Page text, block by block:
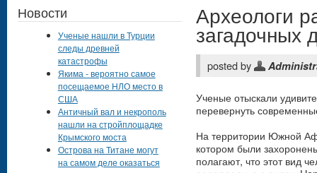
Археологи
загадочных
posted by
Ученые отыскали
перевернуть
На территории Южной
котором были
полагают, что этот вид
Новости
Ученые нашли в Турции
следы древней
катастрофы
Якима - вероятно самое
посещаемое НЛО место в
США
Античный вал и некрополь
нашли на стройплощадке
Крымского моста
Острова на Титане могут
на самом деле оказаться